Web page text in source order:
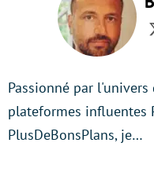
Passionné par
plateformes influentes
PlusDeBonsPlans, je…